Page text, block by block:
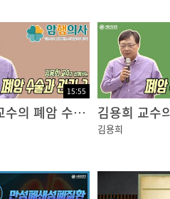
15:55
김용희 교수의 폐암 수술과 관리 2편
김용희